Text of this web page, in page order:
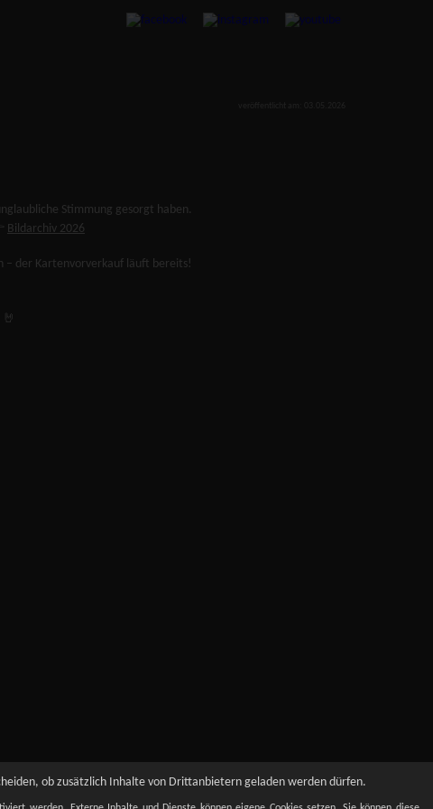
Stimmung gesorgt haben.
Bildarchiv 2026
– der Kartenvorverkauf läuft bereits!
ob zusätzlich Inhalte von Drittanbietern geladen werden dürfen.